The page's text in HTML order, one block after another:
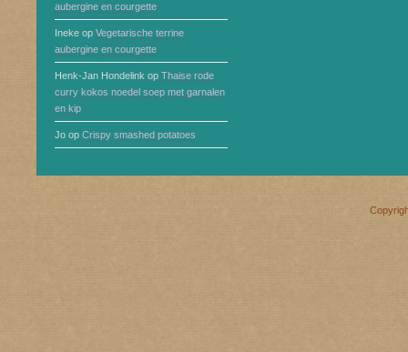
aubergine en courgette
Ineke op Vegetarische terrine
aubergine en courgette
Henk-Jan Hondelink op Thaise rode
curry kokos noedel soep met garnalen
en kip
Jo op Crispy smashed potatoes